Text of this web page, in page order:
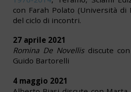
con Farah Polato (Università di
del ciclo di incontri.
27 aprile 2021
Romina De Novellisdiscute
Guido Bartorelli
4 maggio 2021